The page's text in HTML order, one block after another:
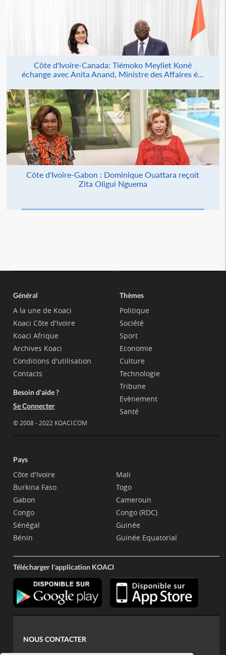
Côte d'Ivoire-Canada: Tiémoko Meyliet Koné
échange avec Anita Anand, Ministre des Affaires é...
Côte d'Ivoire-Gabon : Dominique Ouattara reçoit
Zita Oligui Nguema
Général
A la une de Koaci
Koaci Côte d'Ivoire
Koaci Afrique
Archives Koaci
Conditions d'utilisation
Contacts
Besoin d'aide ?
Se Connecter
© 2008 - 2022 KOACI.COM
Thèmes
Politique
Société
Sport
Economie
Culture
Technologie
Tribune
Evènement
Santé
Pays
Côte d'Ivoire
Burkina Faso
Gabon
Congo
Sénégal
Bénin
Mali
Togo
Cameroun
Congo (RDC)
Guinée
Guinée Equatorial
Télécharger l'application KOACI
NOUS CONTACTER